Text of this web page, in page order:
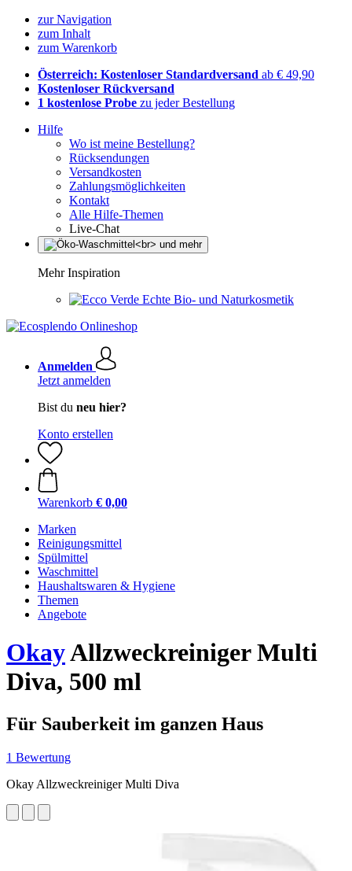
zur Navigation
zum Inhalt
zum Warenkorb
Österreich: Kostenloser Standardversand ab € 49,90
Kostenloser Rückversand
1 kostenlose Probe zu jeder Bestellung
Hilfe
Wo ist meine Bestellung?
Rücksendungen
Versandkosten
Zahlungsmöglichkeiten
Kontakt
Alle Hilfe-Themen
Live-Chat
Mehr Inspiration
Echte Bio- und Naturkosmetik
Anmelden
Jetzt anmelden
Bist du neu hier?
Konto erstellen
Warenkorb € 0,00
Marken
Reinigungsmittel
Spülmittel
Waschmittel
Haushaltswaren & Hygiene
Themen
Angebote
OkayAllzweckreiniger Multi
Diva, 500 ml
Für Sauberkeit im ganzen Haus
1 Bewertung
Okay Allzweckreiniger Multi Diva